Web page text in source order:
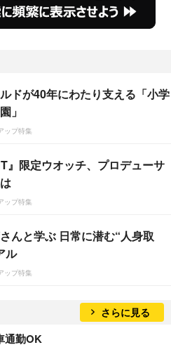
ドが40年にわたり支える「小学
」
ップ特集
』限定ウオッチ、プロデューサ
ップ特集
んと学ぶ 日常に潜む“人身取
ル
ップ特集
さらに見る
通勤OK